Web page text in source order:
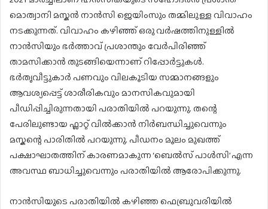
മൊത്വാനി മസ്കൻ നാൻസി ജെയിംസും തമ്മിലുള്ള വിവാഹം
നടക്കുന്നത്. വിവാഹം കഴിഞ്ഞ് ഒരു വർഷത്തിനുള്ളിൽ
നാൻസിയും ഭർത്താവ് പ്രശാന്തും വേർപിരിഞ്ഞ്
താമസിക്കാൻ തുടങ്ങിയെന്നാണ് റിപ്പോർട്ടുകൾ.
ഭർതൃവീട്ടുകാർ പണവും വിലകൂടിയ സമ്മാനങ്ങളും
ആവശ്യപ്പെട്ട് ശാരീരികവും മാനസികവുമായി
പീഡിപ്പിച്ചിരുന്നതായി പരാതിയിൽ പറയുന്നു. തന്റെ
പേരിലുണ്ടായ ഫ്ലാറ്റ് വിൽക്കാൻ നിർബന്ധിച്ചുവെന്നും
മസ്കന്റെ പാരിതിൽ പറയുന്നു. പീഡനം മൂലം മുഖത്ത്
പക്ഷാഘാതത്തിന് കാരണമാകുന്ന ‘ബെൽസ് പാൾസി’ എന്ന
അവസ്ഥ ബാധിച്ചുവെന്നും പരാതിയിൽ ആരോപിക്കുന്നു‌.
നാൻസിയുടെ പരാതിയിൽ കഴിഞ്ഞ ഫെബ്രുവരിയിൽ